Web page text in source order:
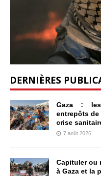
DERNIÈRES
Gaza : les
entrepôts de
crise
7 août 2026
Capituler ou
à Gaza et la